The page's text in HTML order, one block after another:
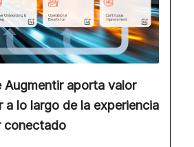
Augmentir aporta valor
a lo largo de la experiencia
conectado